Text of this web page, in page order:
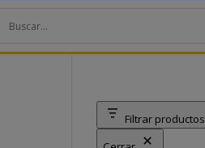
Filtrar productos